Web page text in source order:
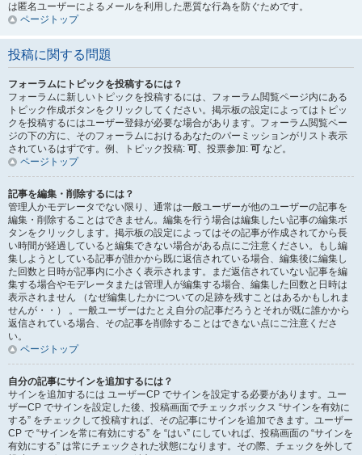
は匿名ユーザーによるメールを利用した悪質な行為を防ぐためです。
ページトップ
投稿に関する問題
フォーラムにトピックを投稿するには？
フォーラムに新しいトピックを投稿するには、フォーラム閲覧ページ内にある
トピック作成ボタンをクリックしてください。掲示板の設定によってはトピッ
クを投稿するにはユーザー登録が必要な場合があります。フォーラム閲覧ペー
ジの下の方に、そのフォーラムにおけるあなたのパーミッションがリスト表示
されているはずです。例、トピック投稿: 可、投票参加: 可 など。
ページトップ
記事を編集・削除するには？
管理人かモデレータでない限り、通常は一般ユーザーが他のユーザーの記事を
編集・削除することはできません。編集を行う場合は編集したい記事の編集ボ
タンをクリックします。掲示板の設定によってはその記事が作成されてから長
い時間が経過していると編集できない場合がある点にご注意ください。もし編
集しようとしている記事が誰かから既に返信されている場合、編集後に編集し
た回数と日時が記事内に小さく表示されます。まだ返信されていない記事を編
集する場合やモデレータまたは管理人が編集する場合、編集した回数と日時は
表示されません （なぜ編集したかについての足跡を残すことはあるかもしれま
せんが・・） 。一般ユーザーはたとえ自分の記事だろうとそれが既に誰かから
返信されている場合、その記事を削除することはできない点にご注意くださ
い。
ページトップ
自分の記事にサインを追加するには？
サインを追加するには ユーザーCP でサインを設定する必要があります。ユー
ザーCP でサインを設定した後、投稿画面でチェックボックス “サインを有効に
する” をチェックして投稿すれば、その記事にサインを追加できます。ユーザー
CP で “サインを常に有効にする” を “はい” にしていれば、投稿画面の “サインを
有効にする” は常にチェックされた状態になります。その際、チェックを外して